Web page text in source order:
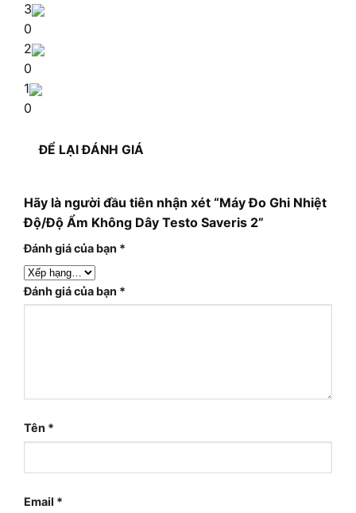
3
0
2
0
1
0
ĐỂ LẠI ĐÁNH GIÁ
Hãy là người đầu tiên nhận xét “Máy Đo Ghi Nhiệt
Độ/Độ Ẩm Không Dây Testo Saveris 2”
Đánh giá của bạn *
Đánh giá của bạn *
Tên *
Email *